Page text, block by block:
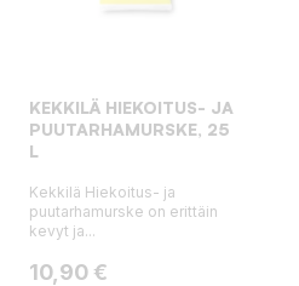
KEKKILÄ HIEKOITUS- JA
PUUTARHAMURSKE, 25
L
Kekkilä Hiekoitus- ja
puutarhamurske on erittäin
kevyt ja...
Hinta
10,90 €